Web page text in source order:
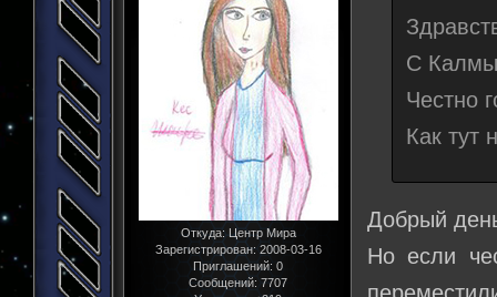
Откуда:Центр Мира
Зарегистрирован: 2008-03-16
Приглашений: 0
Сообщений: 7707
С
Честно
Как тут
Добрый
Но если